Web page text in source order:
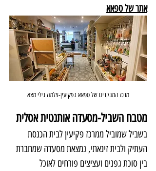
אתר של ספאא
מרכז המבקרים של ספאא בפקיעין-צלמה גילי מצא
מטבח השביל-מסעדה אותנטית אסלית
בשביל שמוביל ממרכז פקיעין לבית הכנסת
העתיק ולבית זינאתי, נמצאת מסעדה שמחברת
בין סוכת גפנים ועציצים פורחים לאוכל